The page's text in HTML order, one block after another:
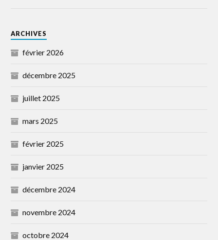
ARCHIVES
février 2026
décembre 2025
juillet 2025
mars 2025
février 2025
janvier 2025
décembre 2024
novembre 2024
octobre 2024